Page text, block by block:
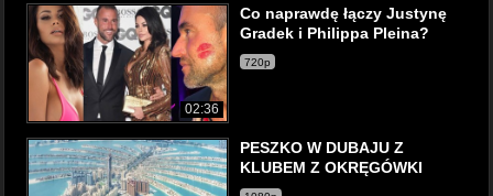
02:36
Co naprawdę łączy Justynę
Gradek i Philippa Pleina?
720p
PESZKO W DUBAJU Z
KLUBEM Z OKRĘGÓWKI